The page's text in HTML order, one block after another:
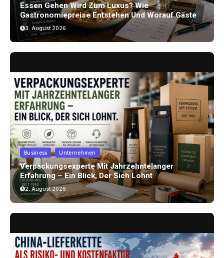
Essen Gehen Wird Zum Luxus? Wie
Gastronomiepreise Entstehen Und Worauf Gäste
Achten Können
3. August 2026
Business Unternehmen
Verpackungsexperte Mit Jahrzehntelanger
Erfahrung – Ein Blick, Der Sich Lohnt
2. August 2026